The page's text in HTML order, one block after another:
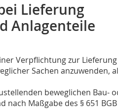
Lieferung
Anlagenteile
Verpflichtung zur Lieferung
Sachen anzuwenden,
beweglichen Bau-
nach Maßgabe des § 651